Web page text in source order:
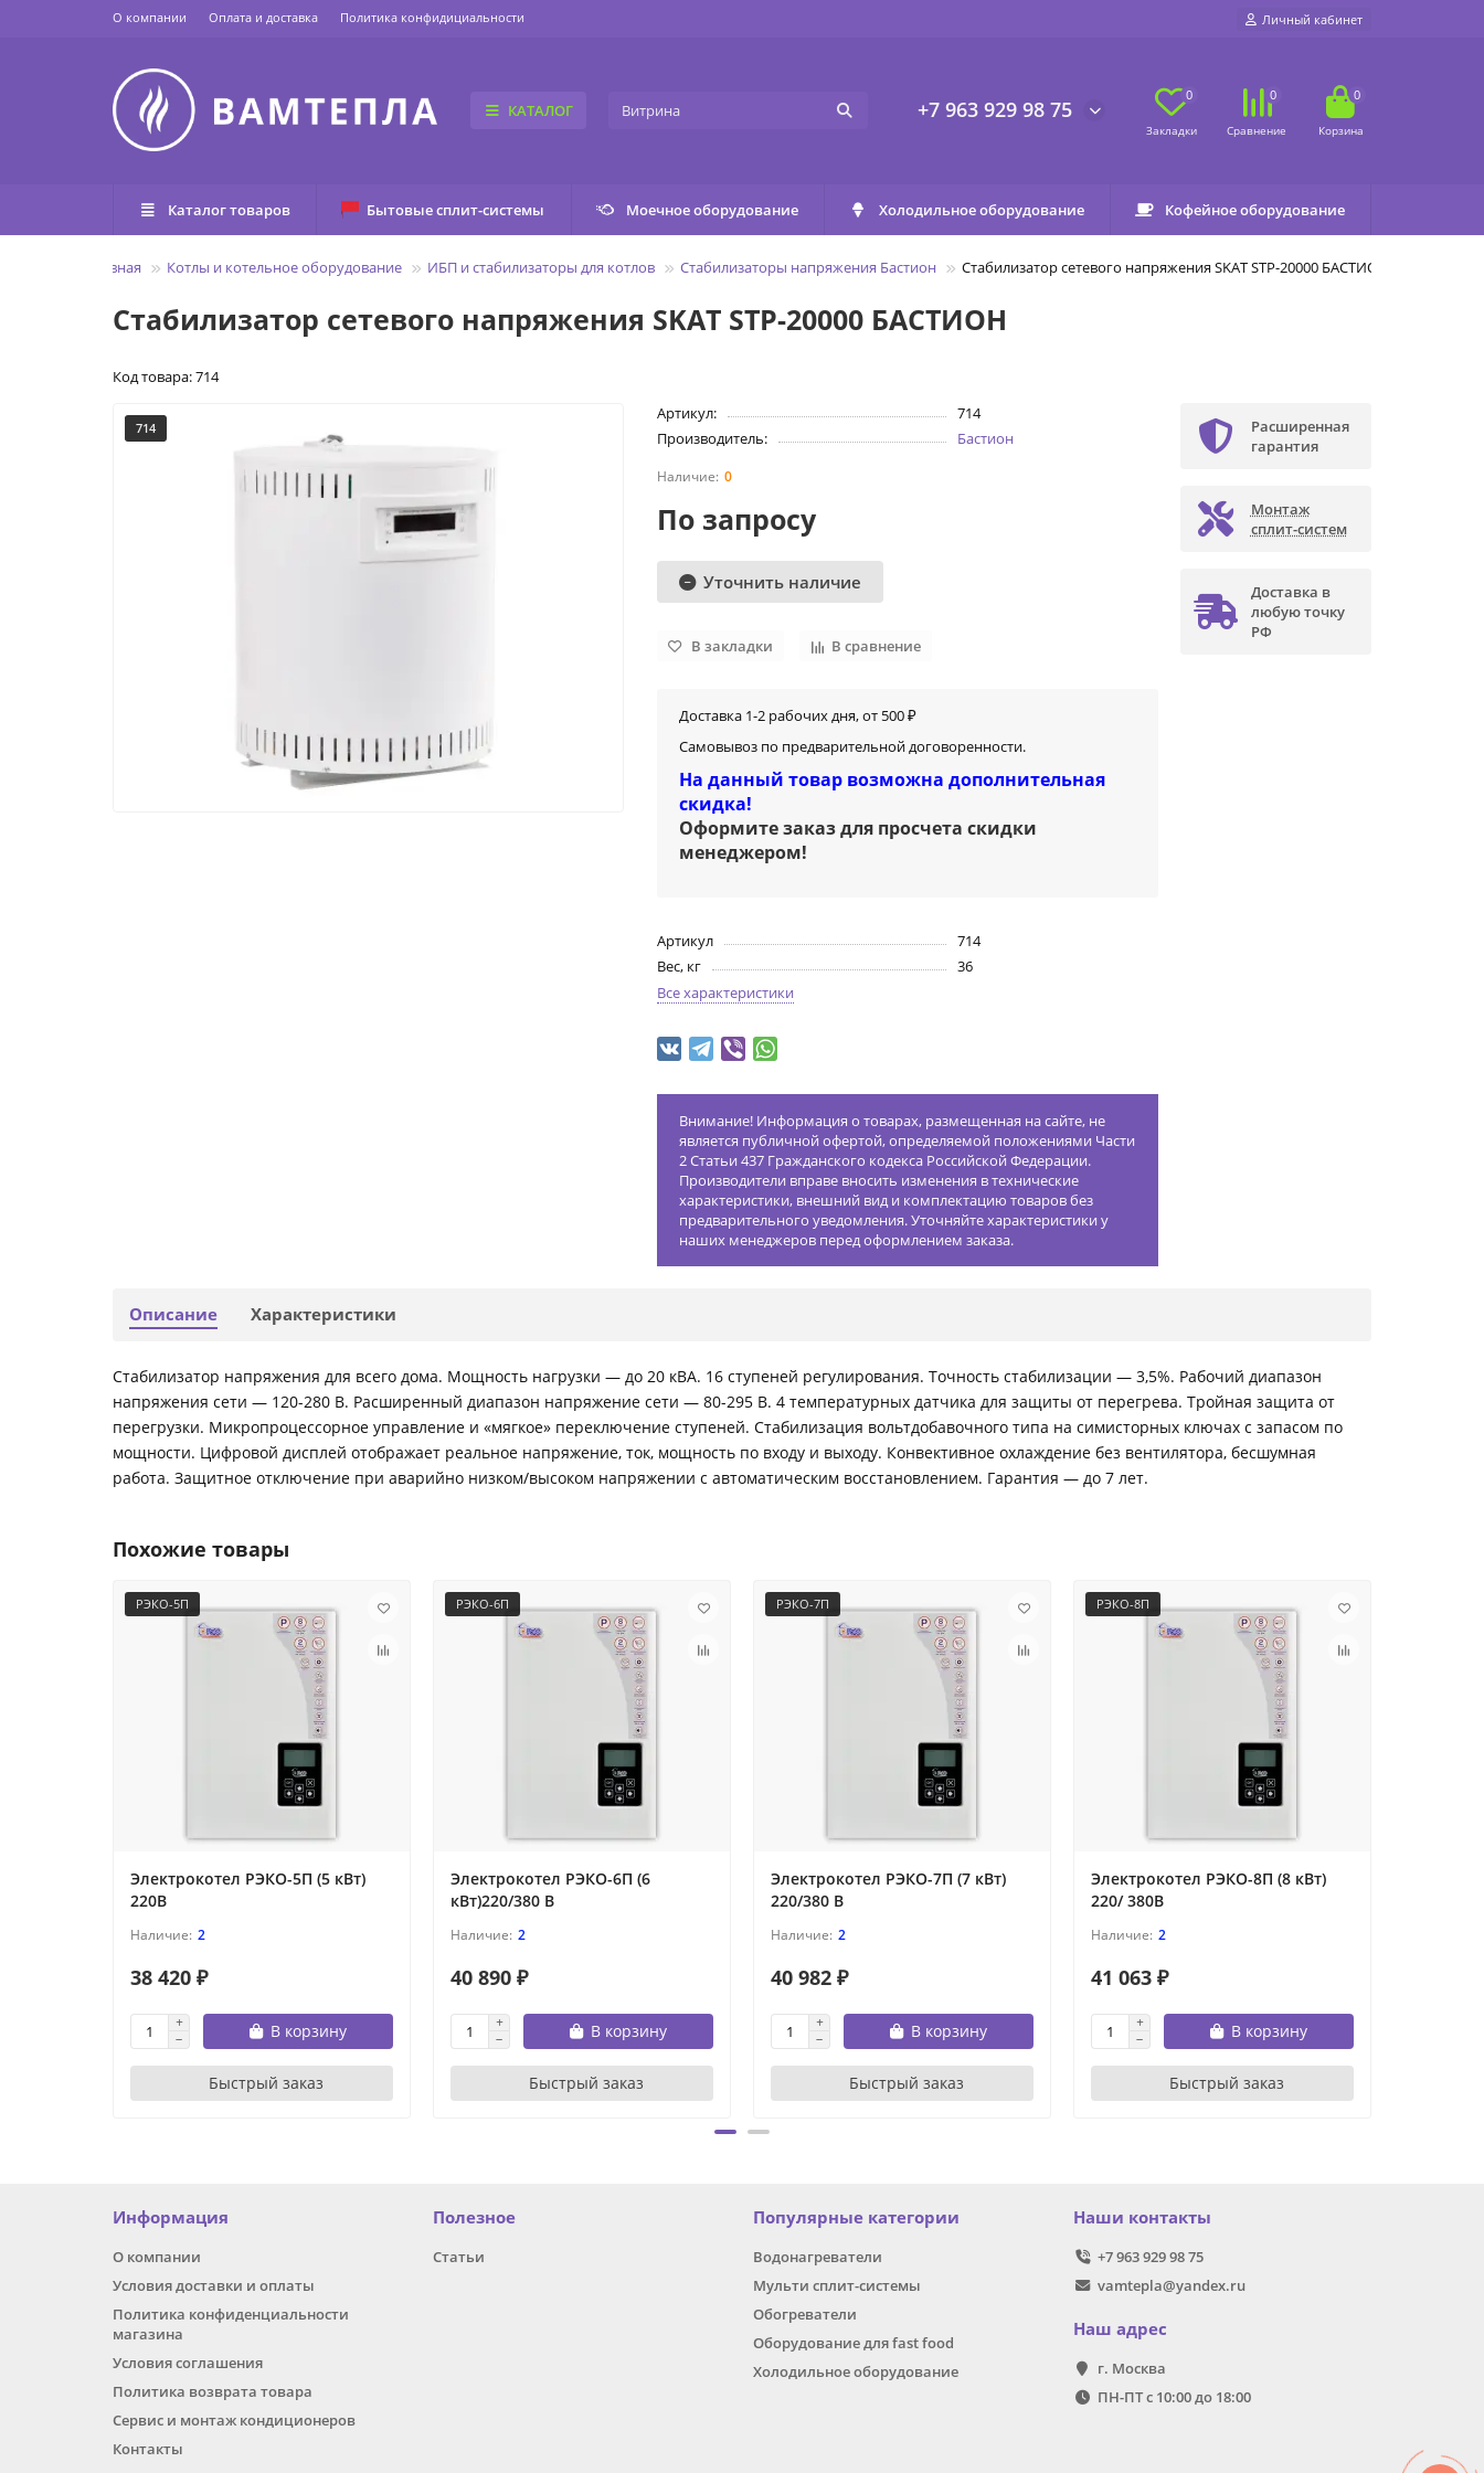
О компании Оплата и доставка Политика конфидициальности Личный кабинет
КАТАЛОГ +7 963 929 98 75
0 0 0
Каталог товаров Бытовые сплит-системы Моечное оборудование Холодильное оборудование Кофейное оборудование
Главная Котлы и котельное оборудование ИБП и стабилизаторы для котлов Стабилизаторы напряжения Бастион Стабилизатор сетевого напряжения SKAT STP-20000 БАСТИОН
Стабилизатор сетевого напряжения SKAT STP-20000 БАСТИОН
Код товара: 714
714
Артикул:
714
Производитель:
Бастион
0
По запросу
Уточнить наличие
В закладки В сравнение
Доставка 1-2 рабочих дня, от 500 ₽
Самовывоз по предварительной договоренности.
На данный товар возможна дополнительная
скидка!
Оформите заказ для просчета скидки
менеджером!
Артикул
714
Вес, кг
36
Все характеристики
Внимание! Информация о товарах, размещенная на сайте, не
является публичной офертой, определяемой положениями Части
2 Статьи 437 Гражданского кодекса Российской Федерации.
Производители вправе вносить изменения в технические
характеристики, внешний вид и комплектацию товаров без
предварительного уведомления. Уточняйте характеристики у
наших менеджеров перед оформлением заказа.
Расширенная
гарантия
Монтаж
сплит-систем
Доставка в
любую точку
РФ
Описание Характеристики
Стабилизатор напряжения для всего дома. Мощность нагрузки — до 20 кВА. 16 ступеней регулирования. Точность стабилизации — 3,5%. Рабочий диапазон
напряжения сети — 120-280 В. Расширенный диапазон напряжение сети — 80-295 В. 4 температурных датчика для защиты от перегрева. Тройная защита от
перегрузки. Микропроцессорное управление и «мягкое» переключение ступеней. Стабилизация вольтдобавочного типа на симисторных ключах с запасом по
мощности. Цифровой дисплей отображает реальное напряжение, ток, мощность по входу и выходу. Конвективное охлаждение без вентилятора, бесшумная
работа. Защитное отключение при аварийно низком/высоком напряжении с автоматическим восстановлением. Гарантия — до 7 лет.
Похожие товары
РЭКО-5П
Электрокотел РЭКО-5П (5 кВт)
220В
2
38 420 ₽
В корзину
Быстрый заказ
РЭКО-6П
Электрокотел РЭКО-6П (6
кВт)220/380 В
2
40 890 ₽
В корзину
Быстрый заказ
РЭКО-7П
Электрокотел РЭКО-7П (7 кВт)
220/380 В
2
40 982 ₽
В корзину
Быстрый заказ
РЭКО-8П
Электрокотел РЭКО-8П (8 кВт)
220/ 380В
2
41 063 ₽
В корзину
Быстрый заказ
Информация
О компании
Условия доставки и оплаты
Политика конфиденциальности
магазина
Условия соглашения
Политика возврата товара
Сервис и монтаж кондиционеров
Контакты
Полезное
Статьи
Популярные категории
Водонагреватели
Мульти сплит-системы
Обогреватели
Оборудование для fast food
Холодильное оборудование
Наши контакты
+7 963 929 98 75
vamtepla@yandex.ru
Наш адрес
г. Москва
ПН-ПТ с 10:00 до 18:00